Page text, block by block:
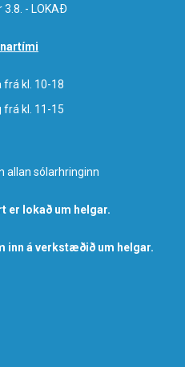
- LOKAÐ
frá kl. 10-18
frá kl. 11-15
allan sólarhringinn
er lokað um helgar.
inn á verkstæðið um helgar.